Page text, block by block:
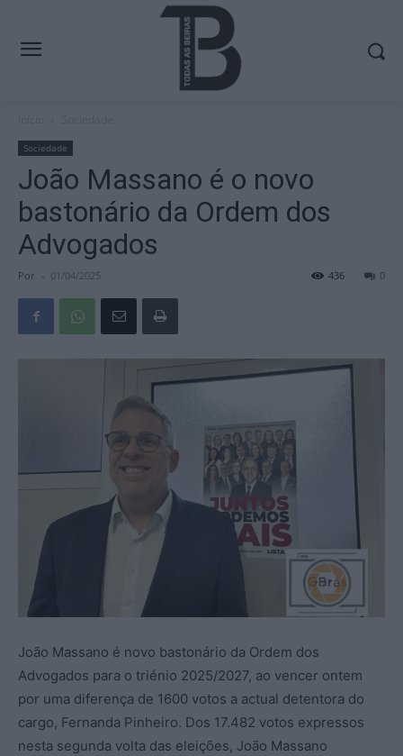
Sociedade
João Massano é o novo
bastonário da Ordem dos
Advogados
Por - 01/04/2025 0
436
João Massano é novo bastonário da Ordem dos
Advogados para o triénio 2025/2027, ao vencer ontem
por uma diferença de 1600 votos a actual detentora do
cargo, Fernanda Pinheiro. Dos 17.482 votos expressos
nesta segunda volta das eleições, João Massano